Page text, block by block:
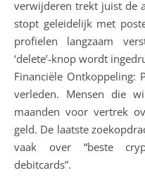
verwijderen trekt juist de
stopt geleidelijk met
profielen langzaam
‘delete’-knop wordt
Financiële Ontkoppeling:
verleden. Mensen die
maanden voor vertrek
geld. De laatste
vaak over “beste
debitcards”.